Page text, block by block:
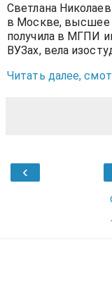
Светлана
в Москве, высшее
получила в МГПИ
ВУЗах, вела
Читать далее,
‹